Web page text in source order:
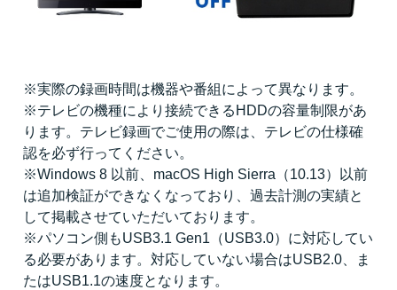
※実際の録画時間は機器や番組によって異なります。
※テレビの機種により接続できるHDDの容量制限があ
ります。テレビ録画でご使用の際は、テレビの仕様確
認を必ず行ってください。
※Windows 8 以前、macOS High Sierra（10.13）以前
は追加検証ができなくなっており、過去計測の実績と
して掲載させていただいております。
※パソコン側もUSB3.1 Gen1（USB3.0）に対応してい
る必要があります。対応していない場合はUSB2.0、ま
たはUSB1.1の速度となります。